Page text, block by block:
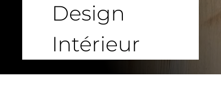
Design
Intérieur